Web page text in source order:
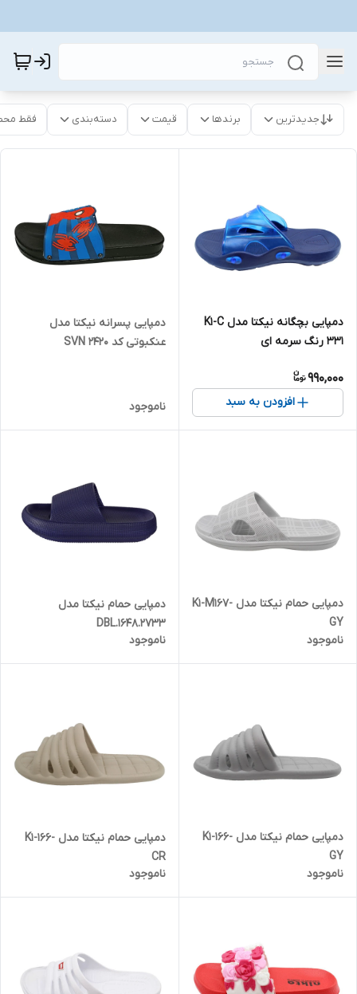
جدیدترین برندها قیمت دسته‌بندی فقط
دمپایی بچگانه نیکتا مدل K1-C
331 رنگ سرمه ای
990,000
افزودن به سبد
دمپایی پسرانه نیکتا مدل
عنکبوتی کد SVN 2420
ناموجود
دمپایی حمام نیکتا مدل K1-M167-
GY
ناموجود
دمپایی حمام نیکتا مدل
DBL.1648.2733
ناموجود
دمپایی حمام نیکتا مدل K1-166-
GY
ناموجود
دمپایی حمام نیکتا مدل K1-166-
CR
ناموجود